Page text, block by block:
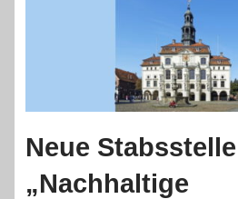
Neue Stabsstelle
„Nachhaltige